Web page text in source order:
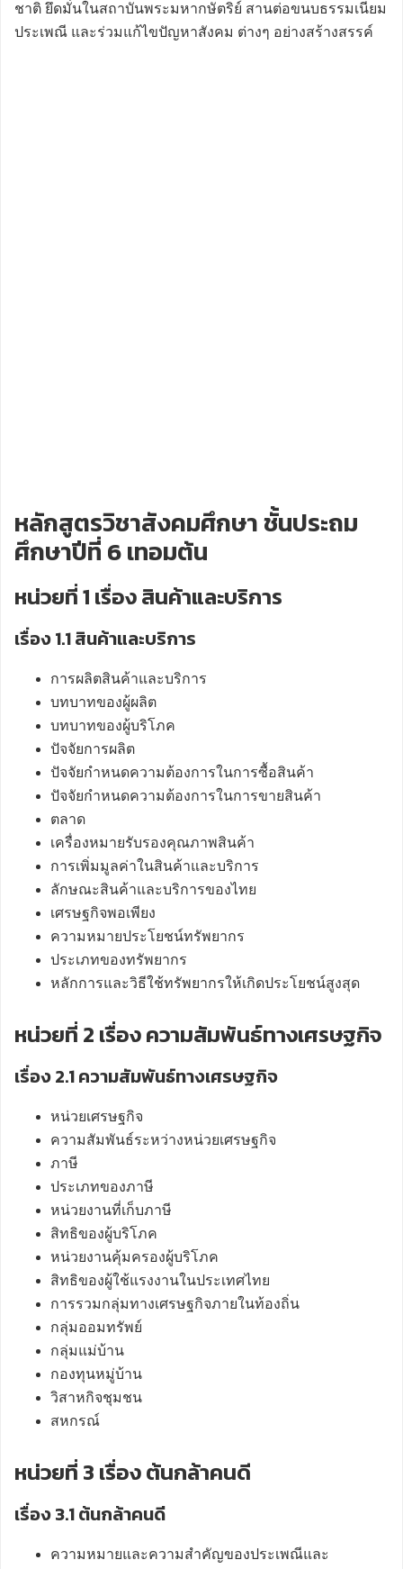
ชาติ ยึดมั่นในสถาบันพระมหากษัตริย์ สานต่อขนบธรรมเนียม
ประเพณี และร่วมแก้ไขปัญหาสังคม ต่างๆ อย่างสร้างสรรค์
หลักสูตรวิชาสังคมศึกษา ชั้นประถม
ศึกษาปีที่ 6 เทอมต้น
หน่วยที่ 1 เรื่อง สินค้าและบริการ
เรื่อง 1.1 สินค้าและบริการ
การผลิตสินค้าและบริการ
บทบาทของผู้ผลิต
บทบาทของผู้บริโภค
ปัจจัยการผลิต
ปัจจัยกำหนดความต้องการในการซื้อสินค้า
ปัจจัยกำหนดความต้องการในการขายสินค้า
ตลาด
เครื่องหมายรับรองคุณภาพสินค้า
การเพิ่มมูลค่าในสินค้าและบริการ
ลักษณะสินค้าและบริการของไทย
เศรษฐกิจพอเพียง
ความหมายประโยชน์ทรัพยากร
ประเภทของทรัพยากร
หลักการและวิธีใช้ทรัพยากรให้เกิดประโยชน์สูงสุด
หน่วยที่ 2 เรื่อง ความสัมพันธ์ทางเศรษฐกิจ
เรื่อง 2.1 ความสัมพันธ์ทางเศรษฐกิจ
หน่วยเศรษฐกิจ
ความสัมพันธ์ระหว่างหน่วยเศรษฐกิจ
ภาษี
ประเภทของภาษี
หน่วยงานที่เก็บภาษี
สิทธิของผู้บริโภค
หน่วยงานคุ้มครองผู้บริโภค
สิทธิของผู้ใช้แรงงานในประเทศไทย
การรวมกลุ่มทางเศรษฐกิจภายในท้องถิ่น
กลุ่มออมทรัพย์
กลุ่มแม่บ้าน
กองทุนหมู่บ้าน
วิสาหกิจชุมชน
สหกรณ์
หน่วยที่ 3 เรื่อง ต้นกล้าคนดี
เรื่อง 3.1 ต้นกล้าคนดี
ความหมายและความสำคัญของประเพณีและ